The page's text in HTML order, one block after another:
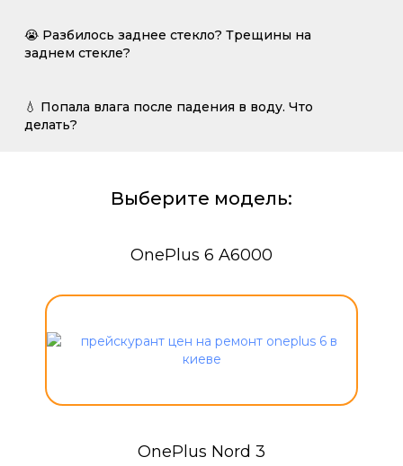
😭 Разбилось заднее стекло? Трещины на
заднем стекле?
💧 Попала влага после падения в воду. Что
делать?
Выберите модель:
OnePlus 6 A6000
OnePlus Nord 3